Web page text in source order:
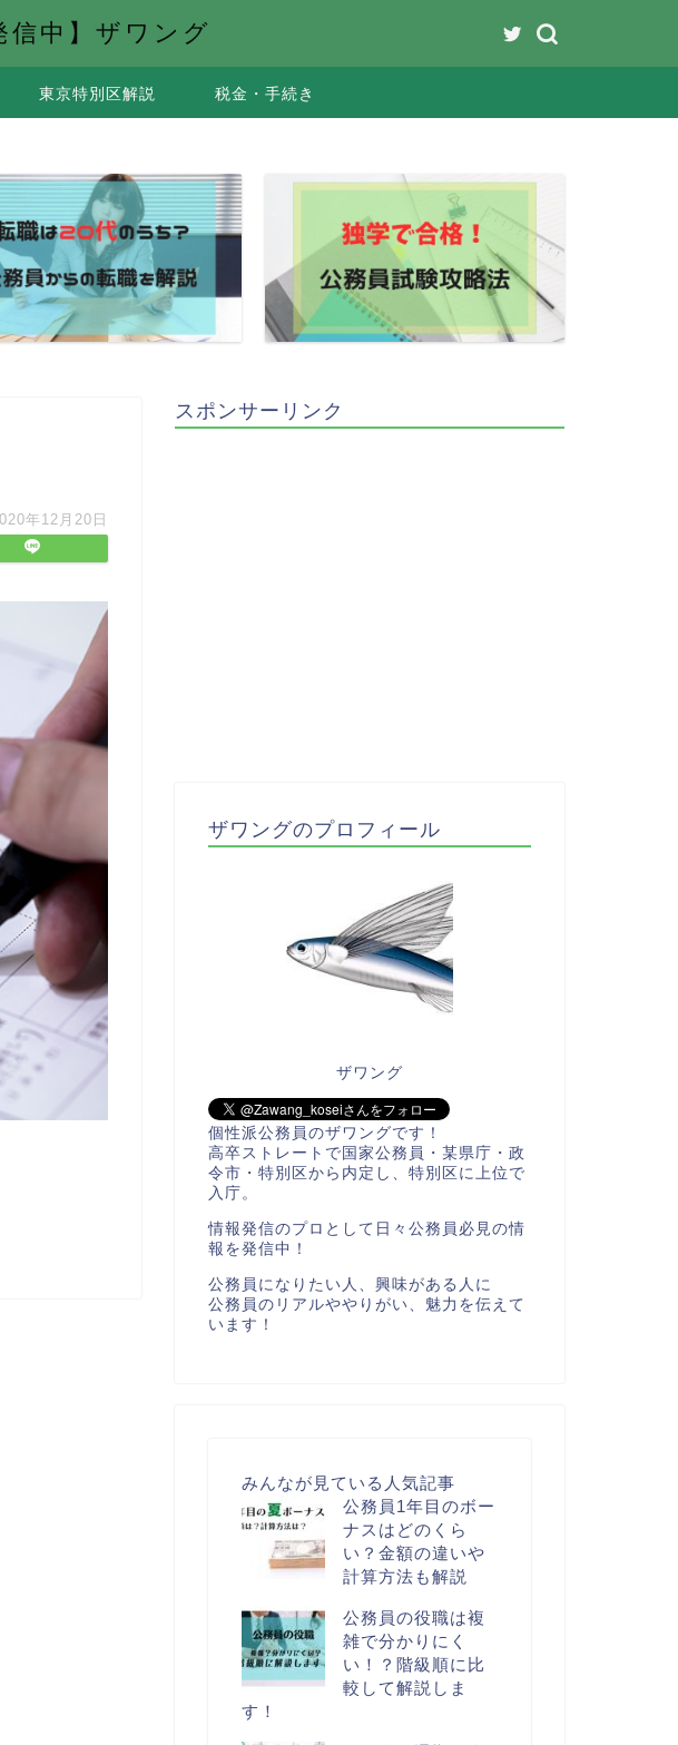
信中】ザワング
東京特別区解説 税金・手続き
年12月20日
スポンサーリンク
ザワングのプロフィール
ザワング
個性派公務員のザワングです！
高卒ストレートで国家公務員・某県庁・政
令市・特別区から内定し、特別区に上位で
入庁。
情報発信のプロとして日々公務員必見の情
報を発信中！
公務員になりたい人、興味がある人に
公務員のリアルややりがい、魅力を伝えて
います！
みんなが見ている人気記事
公務員1年目のボー
ナスはどのくら
い？金額の違いや
計算方法も解説
公務員の役職は複
雑で分かりにく
い！？階級順に比
較して解説しま
す！